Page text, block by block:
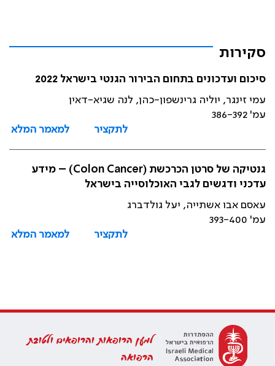
סקירות
סיכום ועדכונים בתחום הבירור הגנטי בישראל 2022
עמי זינגר, יוליה גרינשפון-כהן, לנה שגיא-דאין
עמ' 386-392
לתקציר
למאמר המלא
גנטיקה של סרטן הכרכשת (Colon Cancer) – מידע
עדכני ודגשים לגבי האוכלוסייה בישראל
עאסם אבו אשתייה, יעל גולדברג
עמ' 393-400
לתקציר
למאמר המלא
למען הרופאות והרופאים ולטובת
הרפואה